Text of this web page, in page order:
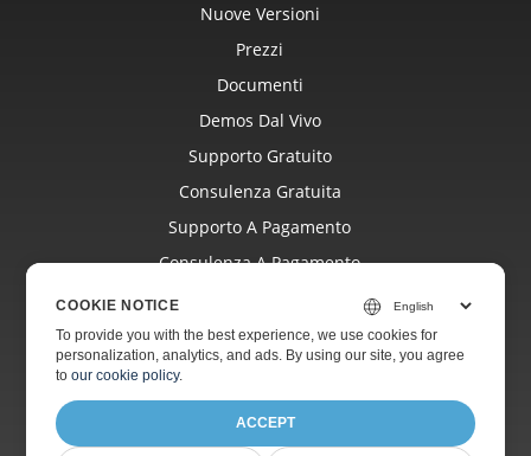
Nuove Versioni
Prezzi
Documenti
Demos Dal Vivo
Supporto Gratuito
Consulenza Gratuita
Supporto A Pagamento
Consulenza A Pagamento
Siti Web
COOKIE NOTICE
To provide you with the best experience, we use cookies for
personalization, analytics, and ads. By using our site, you agree
toour cookie policy.
ACCEPT